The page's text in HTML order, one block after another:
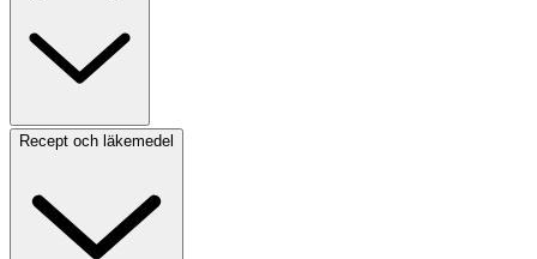
Recept och läkemedel